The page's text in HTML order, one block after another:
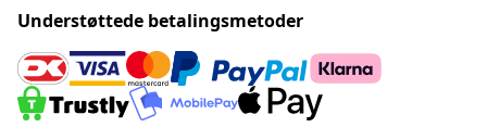
Understøttede betalingsmetoder